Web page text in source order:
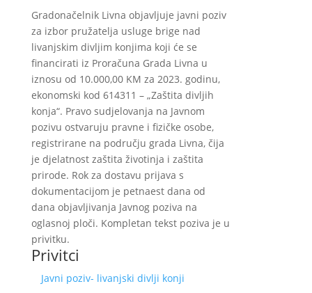
Gradonačelnik Livna objavljuje javni poziv
za izbor pružatelja usluge brige nad
livanjskim divljim konjima koji će se
financirati iz Proračuna Grada Livna u
iznosu od 10.000,00 KM za 2023. godinu,
ekonomski kod 614311 – „Zaštita divljih
konja“. Pravo sudjelovanja na Javnom
pozivu ostvaruju pravne i fizičke osobe,
registrirane na području grada Livna, čija
je djelatnost zaštita životinja i zaštita
prirode. Rok za dostavu prijava s
dokumentacijom je petnaest dana od
dana objavljivanja Javnog poziva na
oglasnoj ploči. Kompletan tekst poziva je u
privitku.
Privitci
Javni poziv- livanjski divlji konji